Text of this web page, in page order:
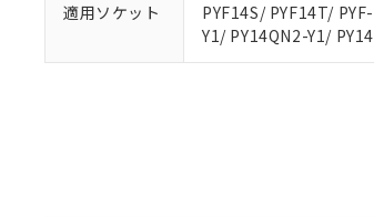
適用ソケット
PYF14S/ PYF14T/
Y1/ PY14QN2-Y1/